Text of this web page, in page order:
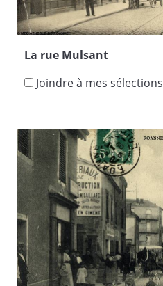
La rue Mulsant
Joindre à mes sélections